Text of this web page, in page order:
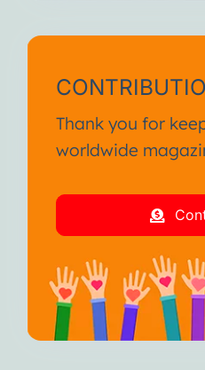
Thank you for
worldwide